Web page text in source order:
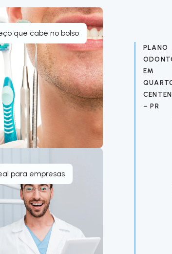
que cabe no bolso
para empresas
PLANO
EM
– PR